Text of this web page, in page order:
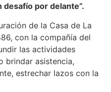
desafío por delante”.
de la Casa de La
con la compañía del
las actividades
brindar asistencia,
estrechar lazos con la